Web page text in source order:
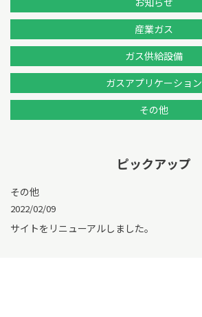
産業ガス
ガス供給設備
ガスアプリケーション
その他
ピックアップ
その他
2022/02/09
サイトをリニューアルしました。